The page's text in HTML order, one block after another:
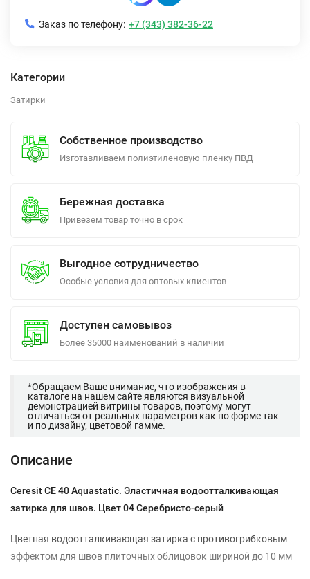
Заказ по телефону: +7 (343) 382-36-22
Категории
Затирки
Собственное производство
Изготавливаем полиэтиленовую пленку ПВД
Бережная доставка
Привезем товар точно в срок
Выгодное сотрудничество
Особые условия для оптовых клиентов
Доступен самовывоз
Более 35000 наименований в наличии
*Обращаем Ваше внимание, что изображения в
каталоге на нашем сайте являются визуальной
демонстрацией витрины товаров, поэтому могут
отличаться от реальных параметров как по форме так
и по дизайну, цветовой гамме.
Описание
Ceresit СЕ 40 Aquastatic. Эластичная водоотталкивающая
затирка для швов. Цвет 04 Серебристо-серый
Цветная водоотталкивающая затирка с противогрибковым
эффектом для швов плиточных облицовок шириной до 10 мм